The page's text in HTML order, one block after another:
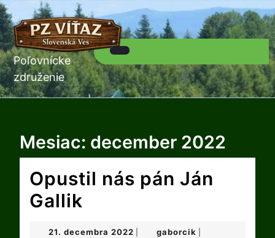
Skip
to
content
Poľovnícke
združenie
Button
Mesiac: december 2022
Opustil nás pán Ján
Gallik
21. decembra 2022 21.
gaborcik gaborcik